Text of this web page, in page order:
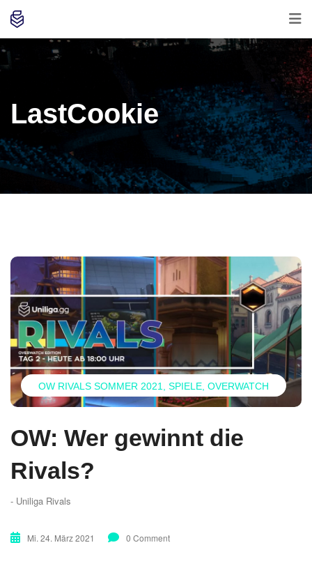
LastCookie
OW RIVALS SOMMER 2021 SPIELE OVERWATCH
OW: Wer gewinnt die
Rivals?
- Uniliga Rivals
Mi. 24. März 2021 0 Comment